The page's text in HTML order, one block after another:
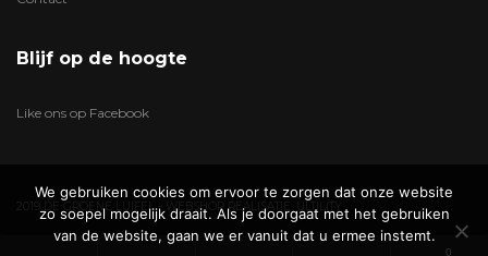
Blijf op de hoogte
Like ons op Facebook
2019 DE GROENE LUIFEL - WEBSHOP REALISATIE: ULTILITY
0
We gebruiken cookies om ervoor te zorgen dat onze website
zo soepel mogelijk draait. Als je doorgaat met het gebruiken
van de website, gaan we er vanuit dat u ermee instemt.